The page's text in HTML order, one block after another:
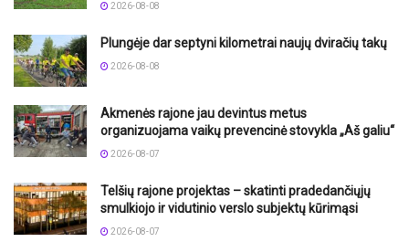
2026-08-08
Plungėje dar septyni kilometrai naujų dviračių takų
2026-08-08
Akmenės rajone jau devintus metus
organizuojama vaikų prevencinė stovykla „Aš galiu“
2026-08-07
Telšių rajone projektas – skatinti pradedančiųjų
smulkiojo ir vidutinio verslo subjektų kūrimąsi
2026-08-07